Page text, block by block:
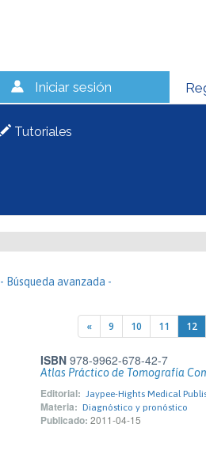
Iniciar sesión
Tutoriales
- Búsqueda avanzada -
« 9 10 11 12
ISBN 978-9962-678-42-7
Atlas Práctico de Tomografía
Editorial: Jaypee-Hights Medical
Materia: Diagnóstico y pronóstico
Publicado: 2011-04-15